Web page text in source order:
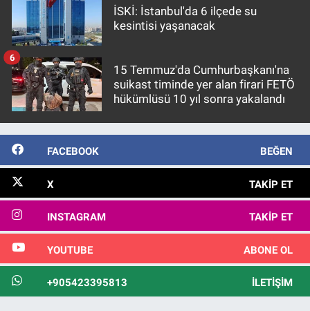
İSKİ: İstanbul'da 6 ilçede su
kesintisi yaşanacak
15 Temmuz'da Cumhurbaşkanı'na
suikast timinde yer alan firari FETÖ
hükümlüsü 10 yıl sonra yakalandı
6
FACEBOOK BEĞEN
X TAKIP ET
INSTAGRAM TAKIP ET
YOUTUBE ABONE OL
+905423395813 İLETIŞIM